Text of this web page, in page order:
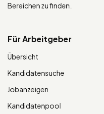
Bereichen zu finden.
Für Arbeitgeber
Übersicht
Kandidatensuche
Jobanzeigen
Kandidatenpool